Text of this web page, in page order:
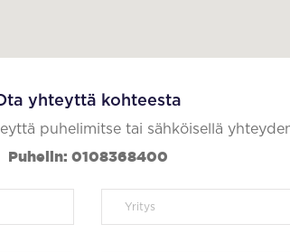
yhteyttä kohteesta
puhelimitse tai sähköisellä
Puhelin: 0108368400